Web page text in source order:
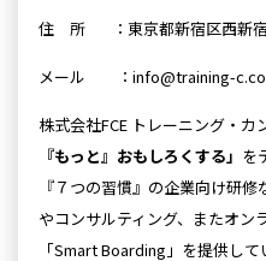
住 所 ：東京都新宿区西新
メール ：info@training-
株式会社FCE トレーニング・カ
『もっと』おもしろくする」 を
『７つの習慣』の企業向け研
やコンサルティング、またオン
「Smart Boarding」を提供し